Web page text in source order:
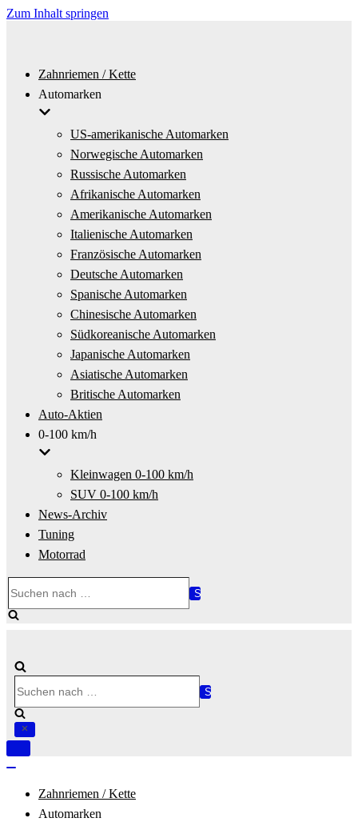
Zum Inhalt springen
Zahnriemen / Kette
Automarken
US-amerikanische Automarken
Norwegische Automarken
Russische Automarken
Afrikanische Automarken
Amerikanische Automarken
Italienische Automarken
Französische Automarken
Deutsche Automarken
Spanische Automarken
Chinesische Automarken
Südkoreanische Automarken
Japanische Automarken
Asiatische Automarken
Britische Automarken
Auto-Aktien
0-100 km/h
Kleinwagen 0-100 km/h
SUV 0-100 km/h
News-Archiv
Tuning
Motorrad
nach …
nach …
Navigation
Zahnriemen / Kette
Automarken